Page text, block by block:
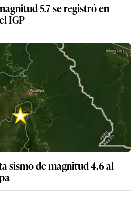
5.7 se registró en
IGP
sismo de magnitud 4,6 al